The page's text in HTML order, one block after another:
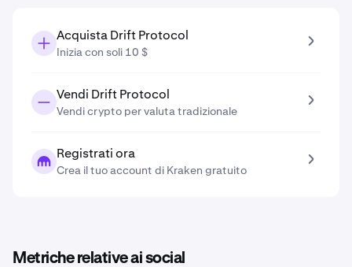
Acquista Drift Protocol
Inizia con soli 10 $
Vendi Drift Protocol
Vendi crypto per valuta tradizionale
Registrati ora
Crea il tuo account di Kraken gratuito
Metriche relative ai social